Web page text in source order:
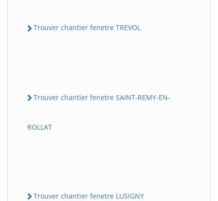
Trouver chantier fenetre TREVOL
Trouver chantier fenetre SAINT-REMY-EN-
ROLLAT
Trouver chantier fenetre LUSIGNY